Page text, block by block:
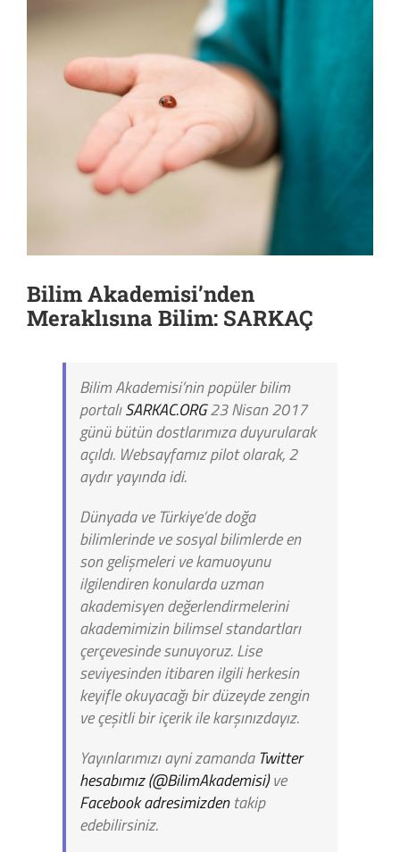
Bilim Akademisi’nden
Meraklısına Bilim: SARKAÇ
Bilim Akademisi’nin popüler bilim
portalıSARKAC.ORG23 Nisan 2017
günü bütün dostlarımıza duyurularak
açıldı. Websayfamız pilot olarak, 2
aydır yayında idi.
Dünyada ve Türkiye’de doğa
bilimlerinde ve sosyal bilimlerde en
son gelişmeleri ve kamuoyunu
ilgilendiren konularda uzman
akademisyen değerlendirmelerini
akademimizin bilimsel standartları
çerçevesinde sunuyoruz. Lise
seviyesinden itibaren ilgili herkesin
keyifle okuyacağı bir düzeyde zengin
ve çeşitli bir içerik ile karşınızdayız.
Yayınlarımızı ayni zamandaTwitter
hesabımız (@BilimAkademisi)ve
Facebook adresimizdentakip
edebilirsiniz.